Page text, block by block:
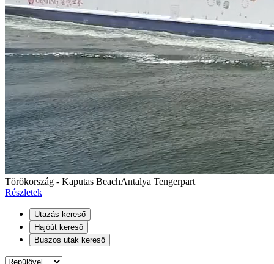
Törökország - Kaputas BeachAntalya Tengerpart
Részletek
Utazás kereső
Hajóút kereső
Buszos utak kereső